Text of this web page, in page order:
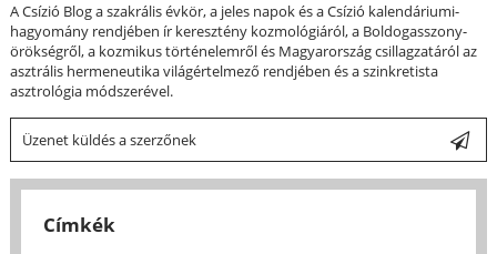
A Csízió Blog a szakrális évkör, a jeles napok és a Csízió kalendáriumi-
hagyomány rendjében ír keresztény kozmológiáról, a Boldogasszony-
örökségről, a kozmikus történelemről és Magyarország csillagzatáról az
asztrális hermeneutika világértelmező rendjében és a szinkretista
asztrológia módszerével.
Üzenet küldés a szerzőnek
Címkék